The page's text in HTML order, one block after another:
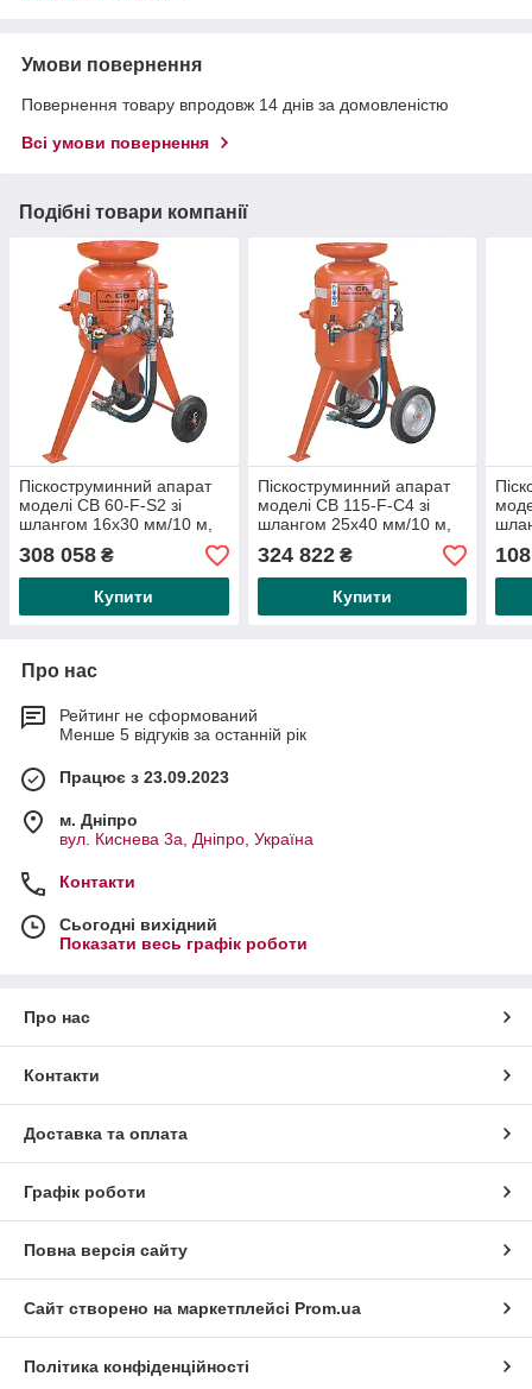
Умови повернення
Повернення товару впродовж 14 днів за домовленістю
Всі умови повернення
Подібні товари компанії
Піскоструминний апарат
моделі CB 60-F-S2 зі
шлангом 16х30 мм/10 м,
М06 і дистанційним
керуванням старт-стоп
308 058 ₴
Купити
Піскоструминний апарат
моделі CB 115-F-C4 зі
шлангом 25х40 мм/10 м,
М06 і пультом старт-стоп
(дистанційний
324 822₴
Купити
M01
Про нас
Рейтинг не сформований
Менше 5 відгуків за останній рік
Працює з 23.09.2023
м. Дніпро
вул. Киснева 3а, Дніпро, Україна
Контакти
Сьогодні вихідний
Показати весь графік роботи
Про нас
Контакти
Доставка та оплата
Графік роботи
Повна версія сайту
Сайт створено на маркетплейсі Prom.ua
Політика конфіденційності